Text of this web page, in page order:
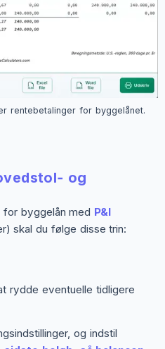
rentebetalinger for byggelånet.
og
for byggelån med P&I
skal du følge disse trin:
rydde eventuelle tidligere
, og indstil